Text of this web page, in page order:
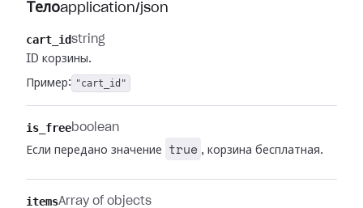
Телоapplication/json
cart_idstring
ID корзины.
Пример: "cart_id"
is_freeboolean
Если передано значение
true , корзина бесплатная.
itemsArray of objects